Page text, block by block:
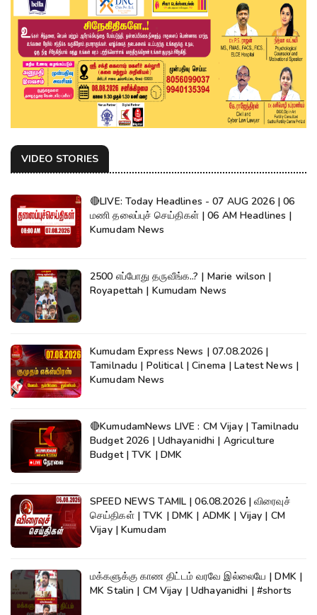
VIDEO STORIES
🔴LIVE: Today Headlines - 07 AUG 2026 | 06
மணி தலைப்புச் செய்திகள் | 06 AM Headlines |
Kumudam News
2500 எப்போது தருவீங்க..? | Marie wilson |
Royapettah | Kumudam News
Kumudam Express News | 07.08.2026 |
Tamilnadu | Political | Cinema | Latest News |
Kumudam News
🔴KumudamNews LIVE : CM Vijay | Tamilnadu
Budget 2026 | Udhayanidhi | Agriculture
Budget | TVK | DMK
SPEED NEWS TAMIL | 06.08.2026 | விரைவுச்
செய்திகள் | TVK | DMK | ADMK | Vijay | CM
Vijay | Kumudam
மக்களுக்கு காண திட்டம் வரவே இல்லையே | DMK |
MK Stalin | CM Vijay | Udhayanidhi | #shorts